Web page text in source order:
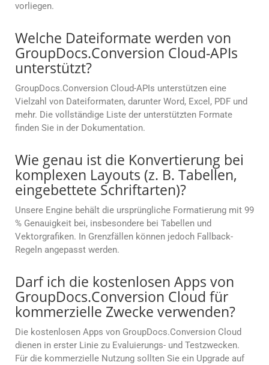
vorliegen.
Welche Dateiformate werden von
GroupDocs.Conversion Cloud-APIs
unterstützt?
GroupDocs.Conversion Cloud-APIs unterstützen eine
Vielzahl von Dateiformaten, darunter Word, Excel, PDF und
mehr. Die vollständige Liste der unterstützten Formate
finden Sie in der Dokumentation.
Wie genau ist die Konvertierung bei
komplexen Layouts (z. B. Tabellen,
eingebettete Schriftarten)?
Unsere Engine behält die ursprüngliche Formatierung mit 99
% Genauigkeit bei, insbesondere bei Tabellen und
Vektorgrafiken. In Grenzfällen können jedoch Fallback-
Regeln angepasst werden.
Darf ich die kostenlosen Apps von
GroupDocs.Conversion Cloud für
kommerzielle Zwecke verwenden?
Die kostenlosen Apps von GroupDocs.Conversion Cloud
dienen in erster Linie zu Evaluierungs- und Testzwecken.
Für die kommerzielle Nutzung sollten Sie ein Upgrade auf